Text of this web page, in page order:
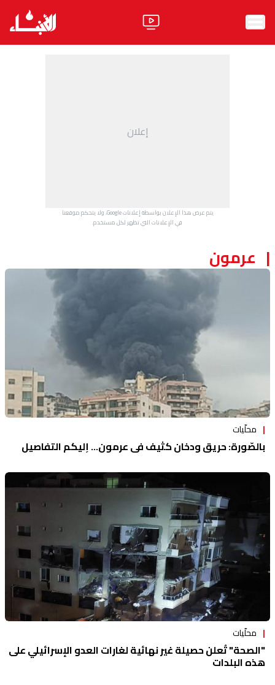
ثقافة ومجتمع
إعلان
يتم عرض هذا الإعلان بواسطة إعلانات Google، ولا يتحكم موقعنا
في الإعلانات التي تظهر لكل مستخدم.
عرمون
محلّيات
بالصّورة: حريق ودخان كثيف في عرمون... إليكم التفاصيل
محلّيات
"الصحة" تُعلن حصيلة غير نهائية لغارات العدو الإسرائيلي على
هذه البلدات